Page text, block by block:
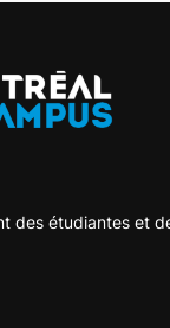
des étudiantes et